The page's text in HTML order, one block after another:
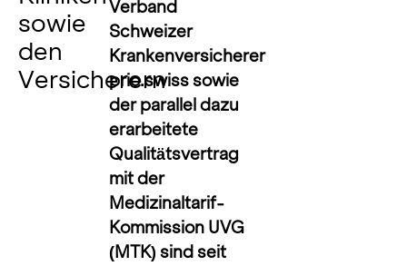
sowie
den
Versicherern
Verband
Schweizer
Krankenversicherer
prio.swiss sowie
der parallel dazu
erarbeitete
Qualitätsvertrag
mit der
Medizinaltarif-
Kommission UVG
(MTK) sind seit